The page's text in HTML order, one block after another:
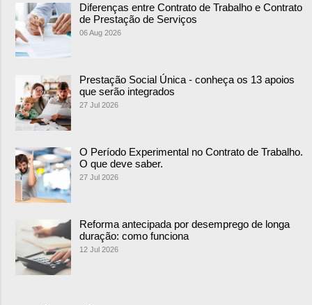
Diferenças entre Contrato de Trabalho e Contrato
de Prestação de Serviços
06 Aug 2026
Prestação Social Única - conheça os 13 apoios
que serão integrados
27 Jul 2026
O Período Experimental no Contrato de Trabalho.
O que deve saber.
27 Jul 2026
Reforma antecipada por desemprego de longa
duração: como funciona
12 Jul 2026